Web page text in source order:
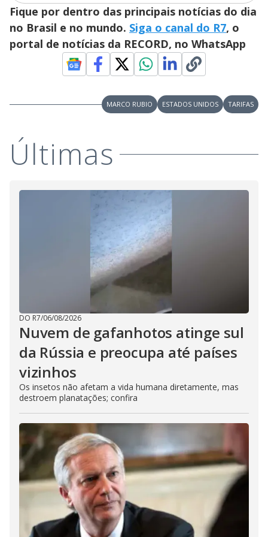
e
o
Fique por dentro das principais notícias do dia
no Brasil e no mundo. Siga o canal do R7, o
portal de notícias da RECORD, no WhatsApp
MARCO RUBIO ESTADOS UNIDOS TARIFAS
Últimas
DO R7/06/08/2026
Nuvem de gafanhotos atinge sul
da Rússia e preocupa até países
vizinhos
Os insetos não afetam a vida humana diretamente, mas
destroem planatações; confira